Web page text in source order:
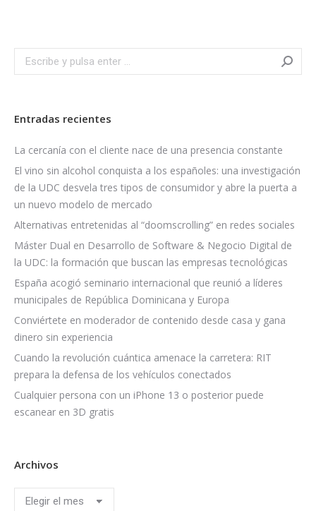
Search:
Entradas recientes
La cercanía con el cliente nace de una presencia constante
El vino sin alcohol conquista a los españoles: una investigación
de la UDC desvela tres tipos de consumidor y abre la puerta a
un nuevo modelo de mercado
Alternativas entretenidas al “doomscrolling” en redes sociales
Máster Dual en Desarrollo de Software & Negocio Digital de
la UDC: la formación que buscan las empresas tecnológicas
España acogió seminario internacional que reunió a líderes
municipales de República Dominicana y Europa
Conviértete en moderador de contenido desde casa y gana
dinero sin experiencia
Cuando la revolución cuántica amenace la carretera: RIT
prepara la defensa de los vehículos conectados
Cualquier persona con un iPhone 13 o posterior puede
escanear en 3D gratis
Archivos
Archivos